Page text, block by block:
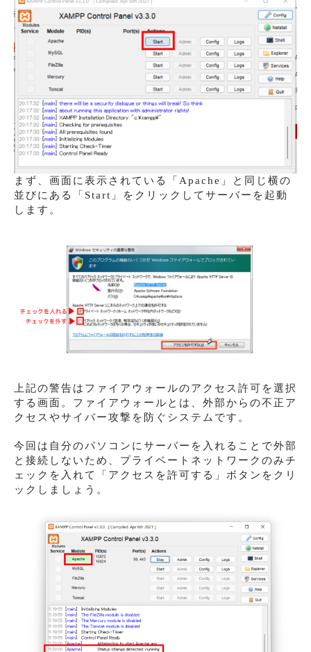
まず、画面に表示されている「Apache」と同じ横の
並びにある「Start」をクリックしてサーバーを起動
します。
上記の警告はファイアウォールのアクセス許可を選択
する画面。ファイアウォールとは、外部からの不正ア
クセスやサイバー攻撃を防ぐシステムです。
今回は自分のパソコンにサーバーを入れることで外部
と接続しないため、プライベートネットワークのみチ
ェックを入れて「アクセスを許可する」ボタンをクリ
ックしましょう。